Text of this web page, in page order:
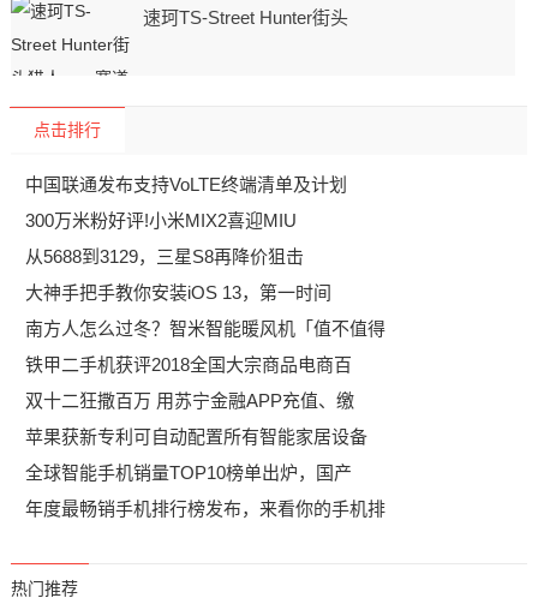
速珂TS-Street Hunter街头
点击排行
中国联通发布支持VoLTE终端清单及计划
300万米粉好评!小米MIX2喜迎MIU
从5688到3129，三星S8再降价狙击
大神手把手教你安装iOS 13，第一时间
南方人怎么过冬？智米智能暖风机「值不值得
铁甲二手机获评2018全国大宗商品电商百
双十二狂撒百万 用苏宁金融APP充值、缴
苹果获新专利可自动配置所有智能家居设备
全球智能手机销量TOP10榜单出炉，国产
年度最畅销手机排行榜发布，来看你的手机排
热门推荐